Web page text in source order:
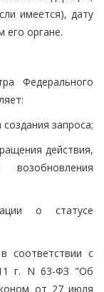
имеется), дату
его органе.
Федерального
запроса;
действия,
возобновления
о статусе
соответствии с
г. N 63-ФЗ "Об
от 27 июля